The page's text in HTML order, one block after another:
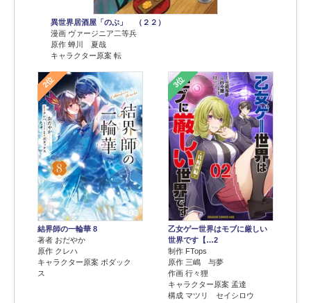
異世界居酒屋「のぶ」 （２２）
漫画 ヴァージニア二等兵
原作 蝉川 夏哉
キャラクター原案 転
2位
結界師の一輪華 8
著者 おだやか
原作 クレハ
キャラクター原案 ボダック
ス
3位
乙女ゲー世界はモブに厳しい
世界です【…2
制作 FTops
原作 三嶋 与夢
作画 行々狸
キャラクター原案 孟達
構成 マツリ セイシロウ